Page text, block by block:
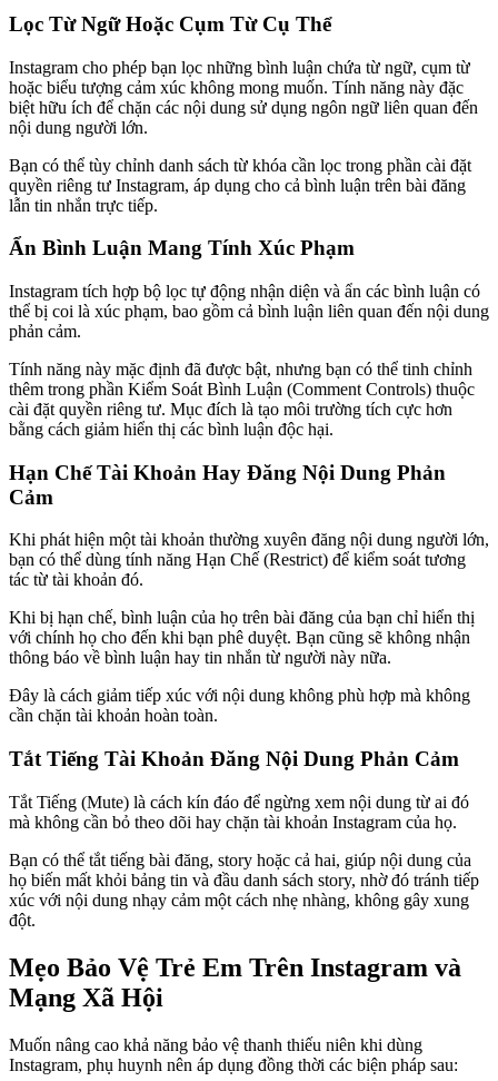
Lọc Từ Ngữ Hoặc Cụm Từ Cụ Thể
Instagram cho phép bạn lọc những bình luận chứa từ ngữ, cụm từ
hoặc biểu tượng cảm xúc không mong muốn. Tính năng này đặc
biệt hữu ích để chặn các nội dung sử dụng ngôn ngữ liên quan đến
nội dung người lớn.
Bạn có thể tùy chỉnh danh sách từ khóa cần lọc trong phần cài đặt
quyền riêng tư Instagram, áp dụng cho cả bình luận trên bài đăng
lẫn tin nhắn trực tiếp.
Ẩn Bình Luận Mang Tính Xúc Phạm
Instagram tích hợp bộ lọc tự động nhận diện và ẩn các bình luận có
thể bị coi là xúc phạm, bao gồm cả bình luận liên quan đến nội dung
phản cảm.
Tính năng này mặc định đã được bật, nhưng bạn có thể tinh chỉnh
thêm trong phần Kiểm Soát Bình Luận (Comment Controls) thuộc
cài đặt quyền riêng tư. Mục đích là tạo môi trường tích cực hơn
bằng cách giảm hiển thị các bình luận độc hại.
Hạn Chế Tài Khoản Hay Đăng Nội Dung Phản
Cảm
Khi phát hiện một tài khoản thường xuyên đăng nội dung người lớn,
bạn có thể dùng tính năng Hạn Chế (Restrict) để kiểm soát tương
tác từ tài khoản đó.
Khi bị hạn chế, bình luận của họ trên bài đăng của bạn chỉ hiển thị
với chính họ cho đến khi bạn phê duyệt. Bạn cũng sẽ không nhận
thông báo về bình luận hay tin nhắn từ người này nữa.
Đây là cách giảm tiếp xúc với nội dung không phù hợp mà không
cần chặn tài khoản hoàn toàn.
Tắt Tiếng Tài Khoản Đăng Nội Dung Phản Cảm
Tắt Tiếng (Mute) là cách kín đáo để ngừng xem nội dung từ ai đó
mà không cần bỏ theo dõi hay chặn tài khoản Instagram của họ.
Bạn có thể tắt tiếng bài đăng, story hoặc cả hai, giúp nội dung của
họ biến mất khỏi bảng tin và đầu danh sách story, nhờ đó tránh tiếp
xúc với nội dung nhạy cảm một cách nhẹ nhàng, không gây xung
đột.
Mẹo Bảo Vệ Trẻ Em Trên Instagram và
Mạng Xã Hội
Muốn nâng cao khả năng bảo vệ thanh thiếu niên khi dùng
Instagram, phụ huynh nên áp dụng đồng thời các biện pháp sau: